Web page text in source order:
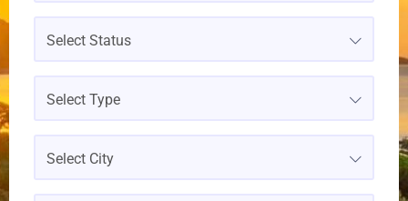
Select Status
Select Type
Select City